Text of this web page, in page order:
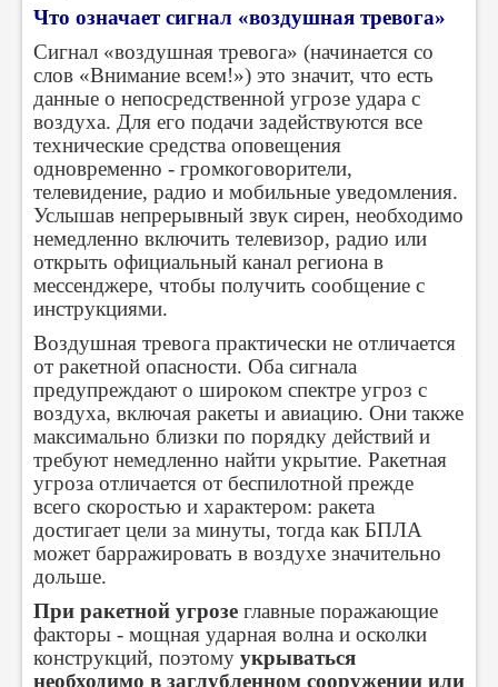
Что означает сигнал «воздушная тревога»
Сигнал «воздушная тревога» (начинается со
слов «Внимание всем!») это значит, что есть
данные о непосредственной угрозе удара с
воздуха. Для его подачи задействуются все
технические средства оповещения
одновременно - громкоговорители,
телевидение, радио и мобильные уведомления.
Услышав непрерывный звук сирен, необходимо
немедленно включить телевизор, радио или
открыть официальный канал региона в
мессенджере, чтобы получить сообщение с
инструкциями.
Воздушная тревога практически не отличается
от ракетной опасности. Оба сигнала
предупреждают о широком спектре угроз с
воздуха, включая ракеты и авиацию. Они также
максимально близки по порядку действий и
требуют немедленно найти укрытие. Ракетная
угроза отличается от беспилотной прежде
всего скоростью и характером: ракета
достигает цели за минуты, тогда как БПЛА
может барражировать в воздухе значительно
дольше.
При ракетной угрозе главные поражающие
факторы - мощная ударная волна и осколки
конструкций, поэтому укрываться
необходимо в заглубленном сооружении или